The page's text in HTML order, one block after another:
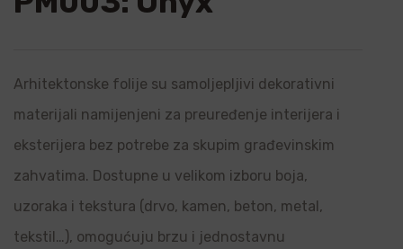
Arhitektonske folije su samoljepljivi dekorativni
materijali namijenjeni za preuređenje interijera i
eksterijera bez potrebe za skupim građevinskim
zahvatima. Dostupne u velikom izboru boja,
uzoraka i tekstura (drvo, kamen, beton, metal,
tekstil…), omogućuju brzu i jednostavnu